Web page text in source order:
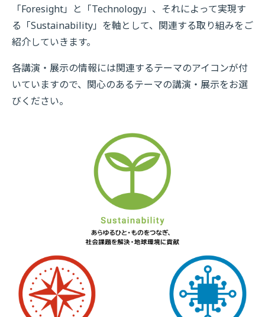
「Foresight」と「Technology」、それによって実現す
る「Sustainability」を軸として、関連する取り組みをご
紹介していきます。
各講演・展示の情報には関連するテーマのアイコンが付
いていますので、関心のあるテーマの講演・展示をお選
びください。